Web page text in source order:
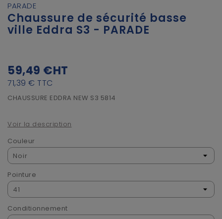
PARADE
Chaussure de sécurité basse
ville Eddra S3 - PARADE
59,49 €HT
71,39 € TTC
CHAUSSURE EDDRA NEW S3 5814
Voir la description
Couleur
Pointure
Conditionnement